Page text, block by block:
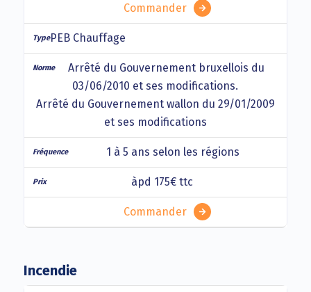
Commander
PEB Chauffage
Arrêté du Gouvernement bruxellois du
03/06/2010 et ses modifications.
Arrêté du Gouvernement wallon du 29/01/2009
et ses modifications
1 à 5 ans selon les régions
àpd 175€ ttc
Commander
Incendie